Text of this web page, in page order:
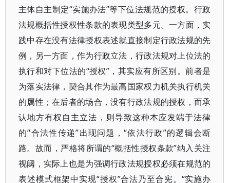
主体自主制定“实施办法”等下位法规范的授权。行政
法规概括性授权性条款的表现类型多元。一方面，实
践中存在没有法律授权表述就直接制定行政法规的先
例，另一方面，作为行政立法，行政法规对上位法的
执行和对下位法的“授权”，其实应有所区别。前者是
为落实法律，契合其作为最高国家权力机关执行机关
的属性；在后者的场合，没有行政法规的授权，而承
认地方有权自主立法，则导致这种本应发端于法律
的“合法性传递”出现问题，“依法行政”的逻辑会断
路。故而，严格将所谓的“概括性授权条款”纳入关注
视阈，实际上也是为强调行政法规授权必须在规范的
表述模式框架中实现“授权”合法乃至合宪。“实施办